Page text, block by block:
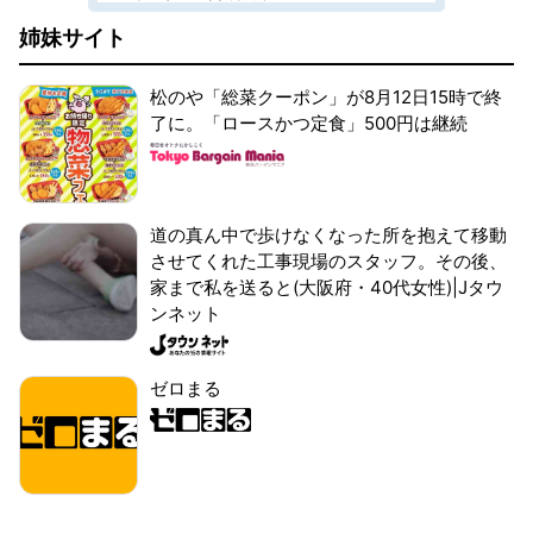
姉妹サイト
松のや「総菜クーポン」が8月12日15時で終
了に。「ロースかつ定食」500円は継続
道の真ん中で歩けなくなった所を抱えて移動
させてくれた工事現場のスタッフ。その後、
家まで私を送ると(大阪府・40代女性)|Jタウ
ンネット
ゼロまる